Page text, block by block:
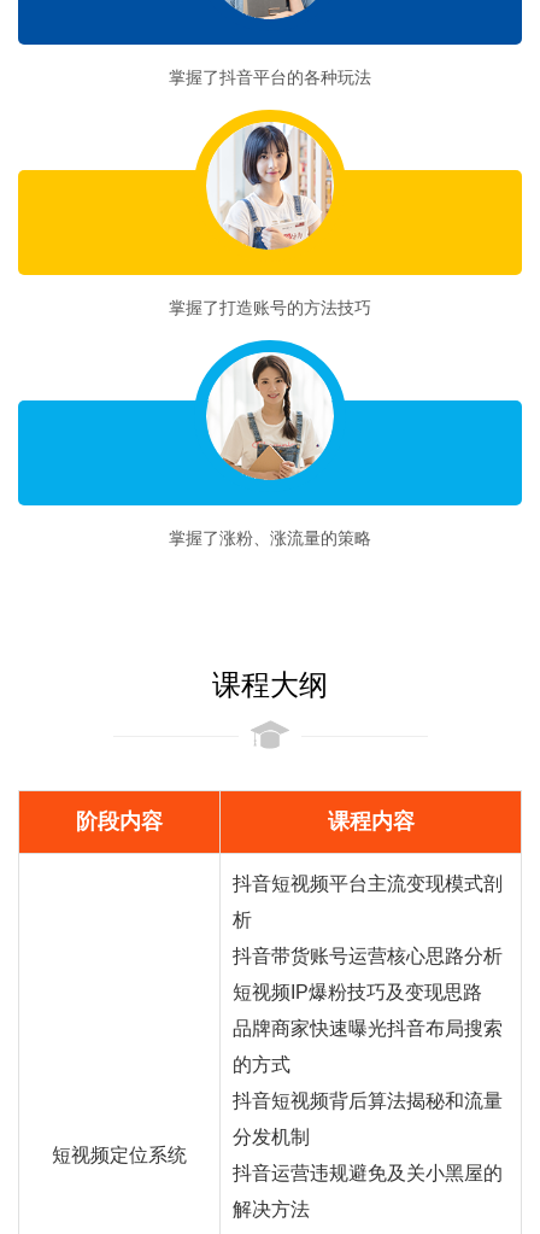
收获一
掌握了抖音平台的各种玩法
收获二
掌握了打造账号的方法技巧
收获三
掌握了涨粉、涨流量的策略
课程大纲
阶段内容 课程内容
短视频定位系统
抖音短视频平台主流变现模式剖
析
抖音带货账号运营核心思路分析
短视频IP爆粉技巧及变现思路
品牌商家快速曝光抖音布局搜索
的方式
抖音短视频背后算法揭秘和流量
分发机制
抖音运营违规避免及关小黑屋的
解决方法